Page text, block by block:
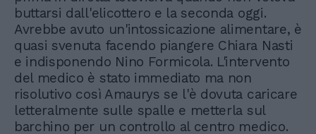
buttarsi dall'elicottero e la seconda oggi.
Avrebbe avuto un'intossicazione alimentare, è
quasi svenuta facendo piangere Chiara Nasti
e indisponendo Nino Formicola. L'intervento
del medico è stato immediato ma non
risolutivo così Amaurys se l'è dovuta caricare
letteralmente sulle spalle e metterla sul
barchino per un controllo al centro medico.